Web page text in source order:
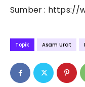
Sumber : https://
Topik Asam Urat